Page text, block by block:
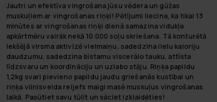
Jautri un efektīva vingrošana jūsu vēdera un gūžas
muskuļiem ar vingrošanas riņķi! Pētījumi liecina, ka tikai 13
minūtes ar vingrošanas riņķi dienā samazina vidukļa
apkārtmēru vairāk nekā 10 000 soļu skriešana. Tā konturētā
iekšējā virsma aktivizē vielmaiņu, sadedzina lielu kaloriju
daudzumu, sadedzina bīstamu viscerālo tauku, attīsta
līdzsvaru un koordināciju un uzlabo stāju. Riņķa papildu
1,2kg svari pievieno papildu jaudu griešanās kustībai un
riņķa vilnisveida reljefs maigi masē muskuļus vingrošanas
laikā. Pasūtiet savu tūlīt un sāciet izklaidēties!